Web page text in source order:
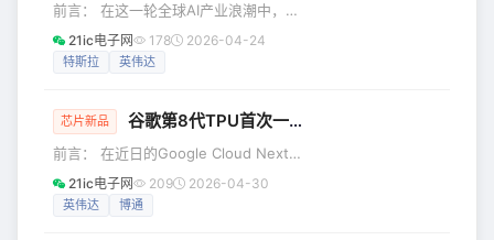
空间。 LX 7G100基于砺算自研的TrueGP
前言： 在这一轮全球AI产业浪潮中，资
本市场最具确定性的机会来自为算力产
业[卖铲子]的基础设施环节。 从新疆喀
用二十年的时间，把一家地方小工厂，
IPO开启全球化新征程 近日，胜宏科技
正式启动港股全球招股，最高募资额达
174.93亿港元，一举刷新2026年港股
21ic电子网 178 2026-04-24
特斯拉 英伟达
芯片新品 谷歌第8代TPU首次一分为二
前言： 在近日的Google Cloud Next大
会上，谷歌第八代TPU不再是兼顾训练
和推理的通用款，直接拆成了两款独立
21ic电子网 209 2026-04-30
英伟达 博通